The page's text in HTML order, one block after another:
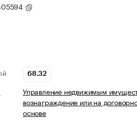
68.32
Управление недвижимым
вознаграждение или на
основе